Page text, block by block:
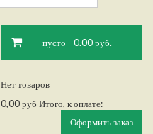
пусто - 0.00 руб.
Нет товаров
0,00 руб Итого, к оплате:
Оформить заказ